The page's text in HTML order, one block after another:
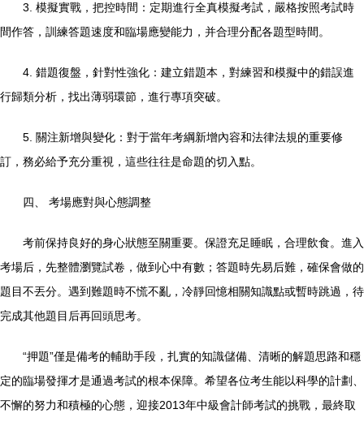
3. 模擬實戰，把控時間：定期進行全真模擬考試，嚴格按照考試時
間作答，訓練答題速度和臨場應變能力，并合理分配各題型時間。
4. 錯題復盤，針對性強化：建立錯題本，對練習和模擬中的錯誤進
行歸類分析，找出薄弱環節，進行專項突破。
5. 關注新增與變化：對于當年考綱新增內容和法律法規的重要修
訂，務必給予充分重視，這些往往是命題的切入點。
四、 考場應對與心態調整
考前保持良好的身心狀態至關重要。保證充足睡眠，合理飲食。進入
考場后，先整體瀏覽試卷，做到心中有數；答題時先易后難，確保會做的
題目不丟分。遇到難題時不慌不亂，冷靜回憶相關知識點或暫時跳過，待
完成其他題目后再回頭思考。
“押題”僅是備考的輔助手段，扎實的知識儲備、清晰的解題思路和穩
定的臨場發揮才是通過考試的根本保障。希望各位考生能以科學的計劃、
不懈的努力和積極的心態，迎接2013年中級會計師考試的挑戰，最終取